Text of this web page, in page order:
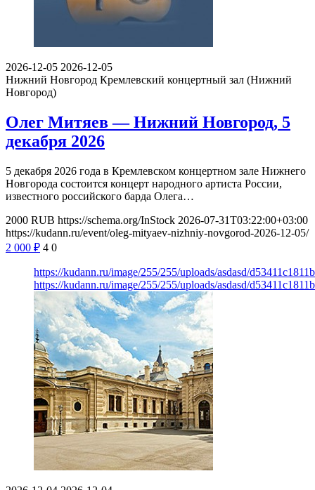
2026-12-05 2026-12-05
Нижний Новгород Кремлевский концертный зал (Нижний
Новгород)
Олег Митяев — Нижний Новгород, 5
декабря 2026
5 декабря 2026 года в Кремлевском концертном зале Нижнего
Новгорода состоится концерт народного артиста России,
известного российского барда Олега…
2000 RUB https://schema.org/InStock 2026-07-31T03:22:00+03:00
https://kudann.ru/event/oleg-mityaev-nizhniy-novgorod-2026-12-05/
2 000 ₽ 4 0
https://kudann.ru/image/255/255/uploads/asdasd/
https://kudann.ru/image/255/255/uploads/asdasd/